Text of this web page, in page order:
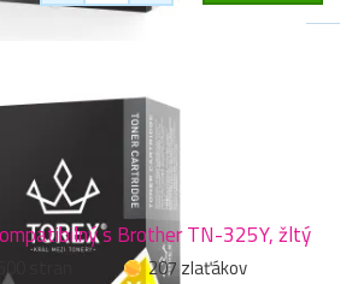
s Brother TN-325Y, žltý
3500 stran
207 zlaťákov